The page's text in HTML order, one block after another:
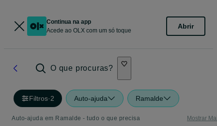
Continua na app
Acede ao OLX com um só toque
Abrir
O que procuras?
Filtros·2 Auto-ajuda Ramalde
Auto-ajuda em Ramalde - tudo o que precisa Mostrar